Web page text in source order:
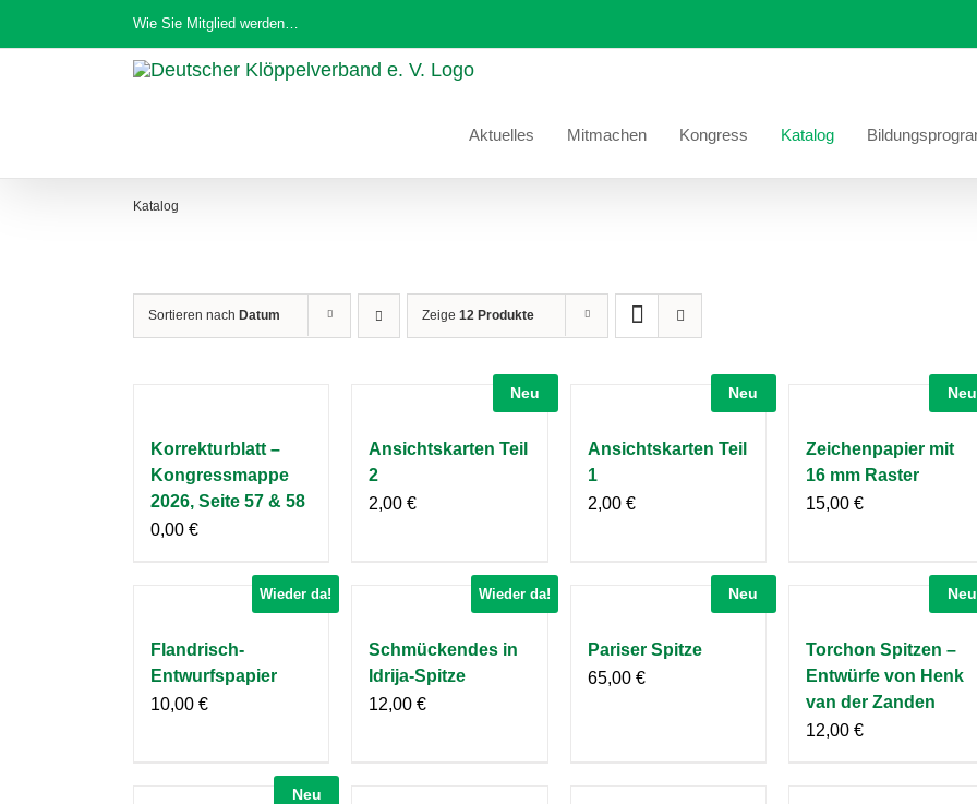
Inhalt
Wie Sie Mitglied werden…
Aktuelles Mitmachen Kongress Katalog
Katalog
Sortieren nach Datum Zeige 12 Produkte
Korrekturblatt –
Kongressmappe
2026, Seite 57 & 58
0,00 €
Neu
Ansichtskarten Teil
2
2,00€
Neu
Ansichtskarten Teil
1
2,00 €
Neu
Zeichenpapier mit
16 mm Raster
15,00 €
Wieder da!
Flandrisch-
Entwurfspapier
10,00 €
Wieder da!
Schmückendes in
Idrija-Spitze
12,00€
Neu
Pariser Spitze
65,00 €
Neu
Torchon Spitzen –
Entwürfe von Henk
van der Zanden
12,00 €
Neu